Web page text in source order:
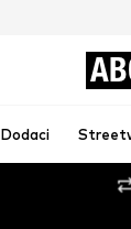
Dodaci